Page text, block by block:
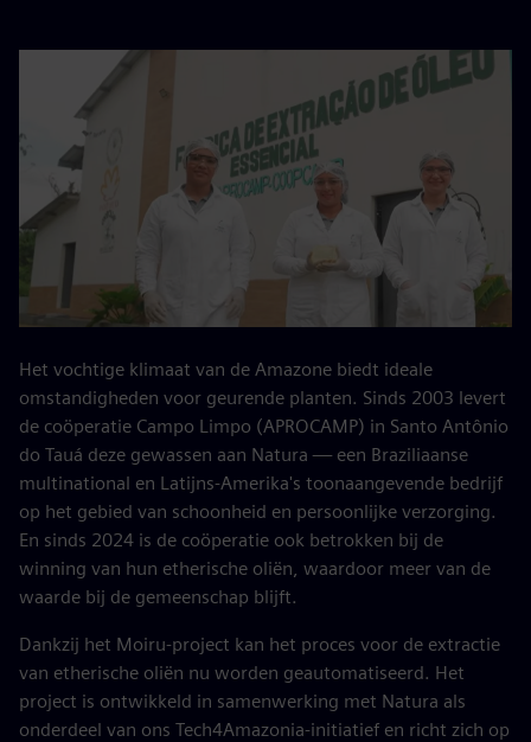
Het vochtige klimaat van de Amazone biedt ideale
omstandigheden voor geurende planten. Sinds 2003 levert
de coöperatie Campo Limpo (APROCAMP) in Santo Antônio
do Tauá deze gewassen aan Natura — een Braziliaanse
multinational en Latijns-Amerika's toonaangevende bedrijf
op het gebied van schoonheid en persoonlijke verzorging.
En sinds 2024 is de coöperatie ook betrokken bij de
winning van hun etherische oliën, waardoor meer van de
waarde bij de gemeenschap blijft.
Dankzij het Moiru-project kan het proces voor de extractie
van etherische oliën nu worden geautomatiseerd. Het
project is ontwikkeld in samenwerking met Natura als
onderdeel van ons Tech4Amazonia-initiatief en richt zich op